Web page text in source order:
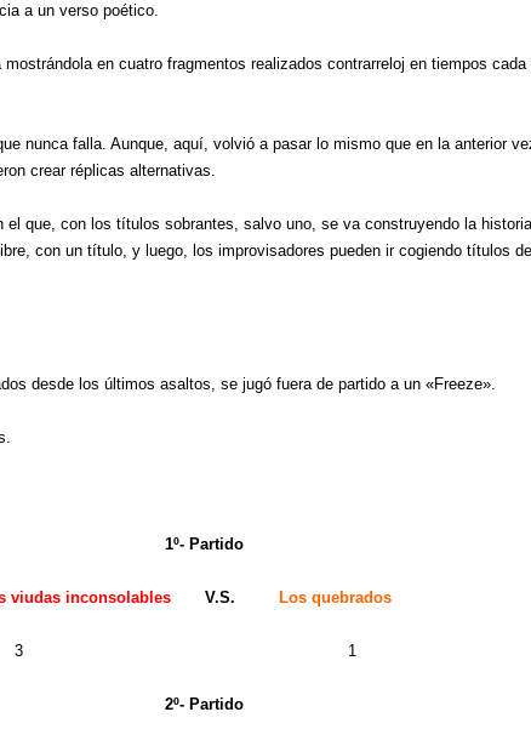
a un verso poético.
mostrándola en cuatro fragmentos realizados contrarreloj en tiempos
nunca falla. Aunque, aquí, volvió a pasar lo mismo que en la anterior
crear réplicas alternativas.
el que, con los títulos sobrantes, salvo uno, se va construyendo la
con un título, y luego, los improvisadores pueden ir cogiendo títulos
desde los últimos asaltos, se jugó fuera de partido a un «Freeze».
1º- Partido
viudas inconsolablesV.S. Los quebrados
3 1
2º- Partido